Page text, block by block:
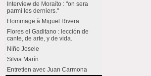
Interview de Moraíto : "on sera
parmi les derniers."
Hommage à Miguel Rivera
Flores el Gaditano : lección de
cante, de arte, y de vida.
Niño Josele
Silvia Marín
Entretien avec Juan Carmona